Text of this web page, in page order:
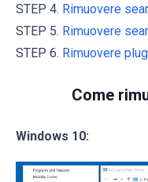
STEP 4. Rimuovere
STEP 5. Rimuovere
STEP 6. Rimuovere
Come
Windows 10: